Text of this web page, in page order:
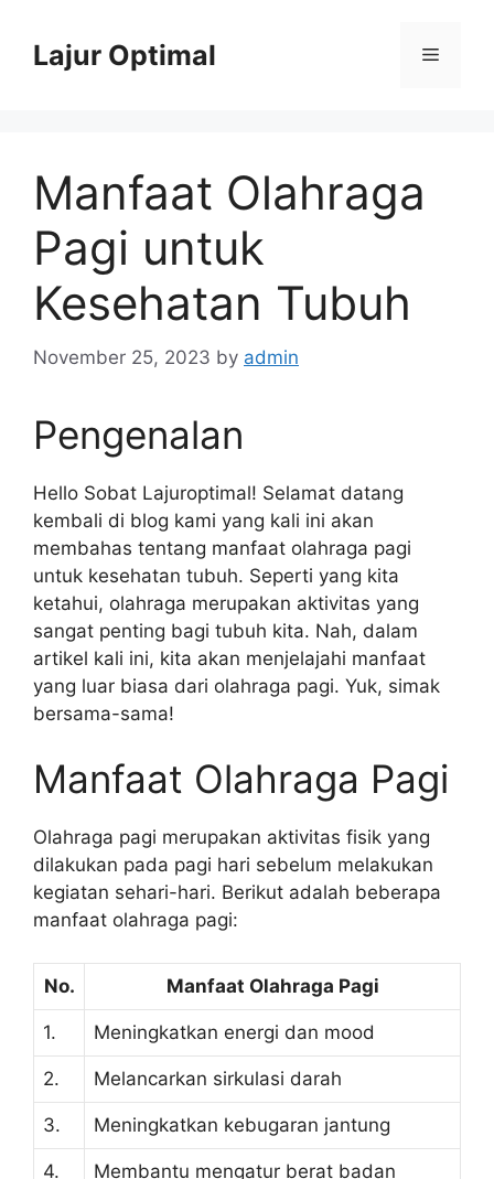
contentLajur Optimal Menu
Manfaat Olahraga
Pagi untuk
Kesehatan Tubuh
November 25, 2023 by admin
Pengenalan
Hello Sobat Lajuroptimal! Selamat datang
kembali di blog kami yang kali ini akan
membahas tentang manfaat olahraga pagi
untuk kesehatan tubuh. Seperti yang kita
ketahui, olahraga merupakan aktivitas yang
sangat penting bagi tubuh kita. Nah, dalam
artikel kali ini, kita akan menjelajahi manfaat
yang luar biasa dari olahraga pagi. Yuk, simak
bersama-sama!
Manfaat Olahraga Pagi
Olahraga pagi merupakan aktivitas fisik yang
dilakukan pada pagi hari sebelum melakukan
kegiatan sehari-hari. Berikut adalah beberapa
manfaat olahraga pagi:
No. Manfaat Olahraga Pagi
1. Meningkatkan energi dan mood
2. Melancarkan sirkulasi darah
3. Meningkatkan kebugaran jantung
4. Membantu mengatur berat badan